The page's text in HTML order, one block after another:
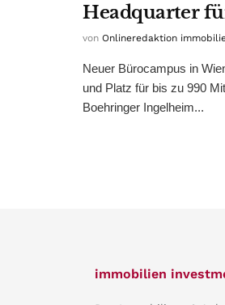
Headquarter
von Onlineredaktion
Neuer Bürocampus in
und Platz für bis zu 990
Boehringer Ingelheim...
immobilien